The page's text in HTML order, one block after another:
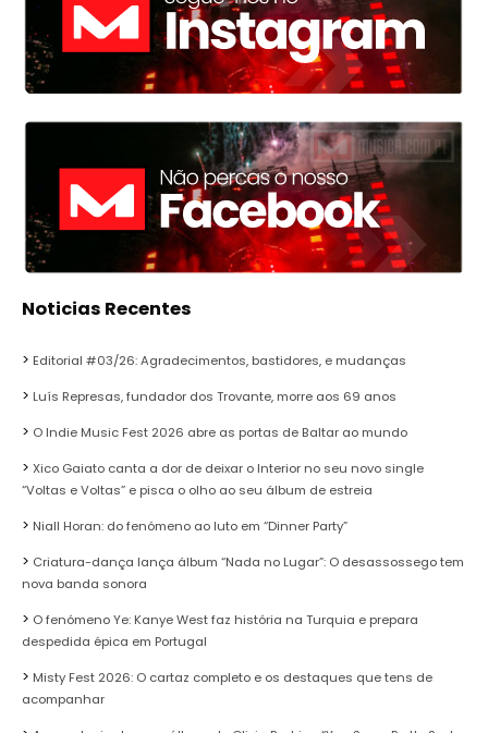
Noticias Recentes
Editorial #03/26: Agradecimentos, bastidores, e mudanças
Luís Represas, fundador dos Trovante, morre aos 69 anos
O Indie Music Fest 2026 abre as portas de Baltar ao mundo
Xico Gaiato canta a dor de deixar o Interior no seu novo single
“Voltas e Voltas” e pisca o olho ao seu álbum de estreia
Niall Horan: do fenómeno ao luto em “Dinner Party”
Criatura-dança lança álbum “Nada no Lugar”: O desassossego tem
nova banda sonora
O fenómeno Ye: Kanye West faz história na Turquia e prepara
despedida épica em Portugal
Misty Fest 2026: O cartaz completo e os destaques que tens de
acompanhar